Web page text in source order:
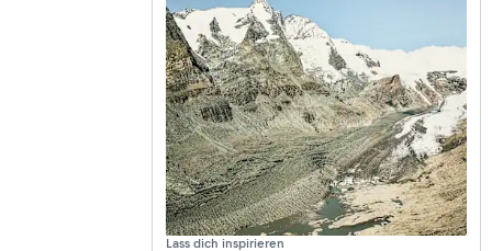
Lass dich inspirieren